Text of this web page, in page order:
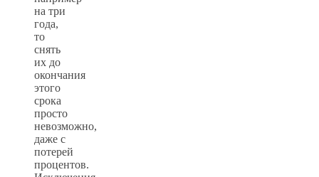
на три
года,
то
снять
их до
окончания
этого
срока
просто
невозможно,
даже с
потерей
процентов.